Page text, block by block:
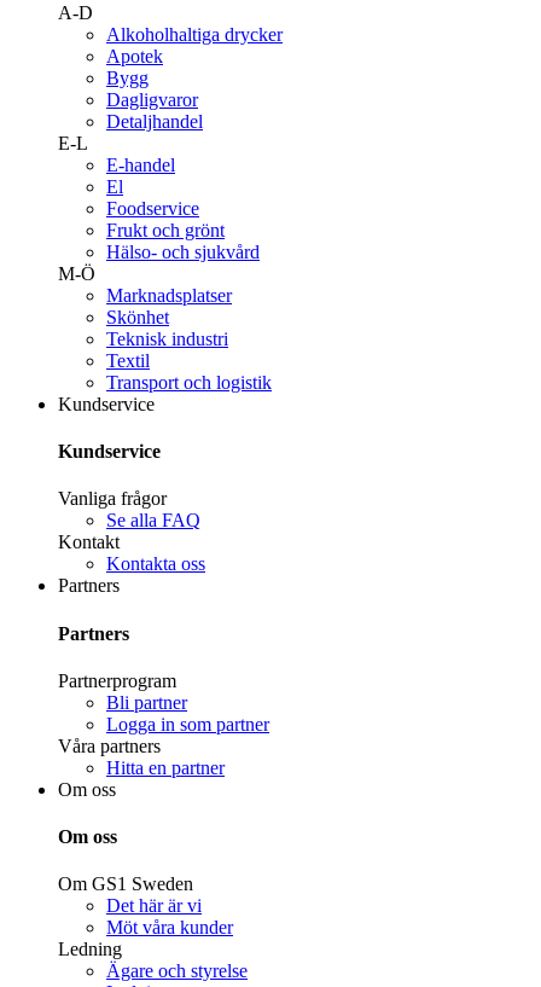
A-D
Alkoholhaltiga drycker
Apotek
Bygg
Dagligvaror
Detaljhandel
E-L
E-handel
El
Foodservice
Frukt och grönt
Hälso- och sjukvård
M-Ö
Marknadsplatser
Skönhet
Teknisk industri
Textil
Transport och logistik
Kundservice
Kundservice
Vanliga frågor
Se alla FAQ
Kontakt
Kontakta oss
Partners
Partners
Partnerprogram
Bli partner
Logga in som partner
Våra partners
Hitta en partner
Om oss
Om oss
Om GS1 Sweden
Det här är vi
Möt våra kunder
Ledning
Ägare och styrelse